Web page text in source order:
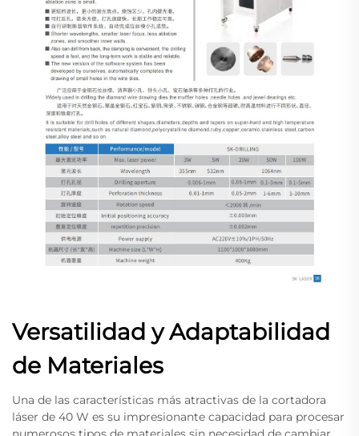
Versatilidad y Adaptabilidad
de Materiales
Una de las características más atractivas de la cortadora
láser de 40 W es su impresionante capacidad para procesar